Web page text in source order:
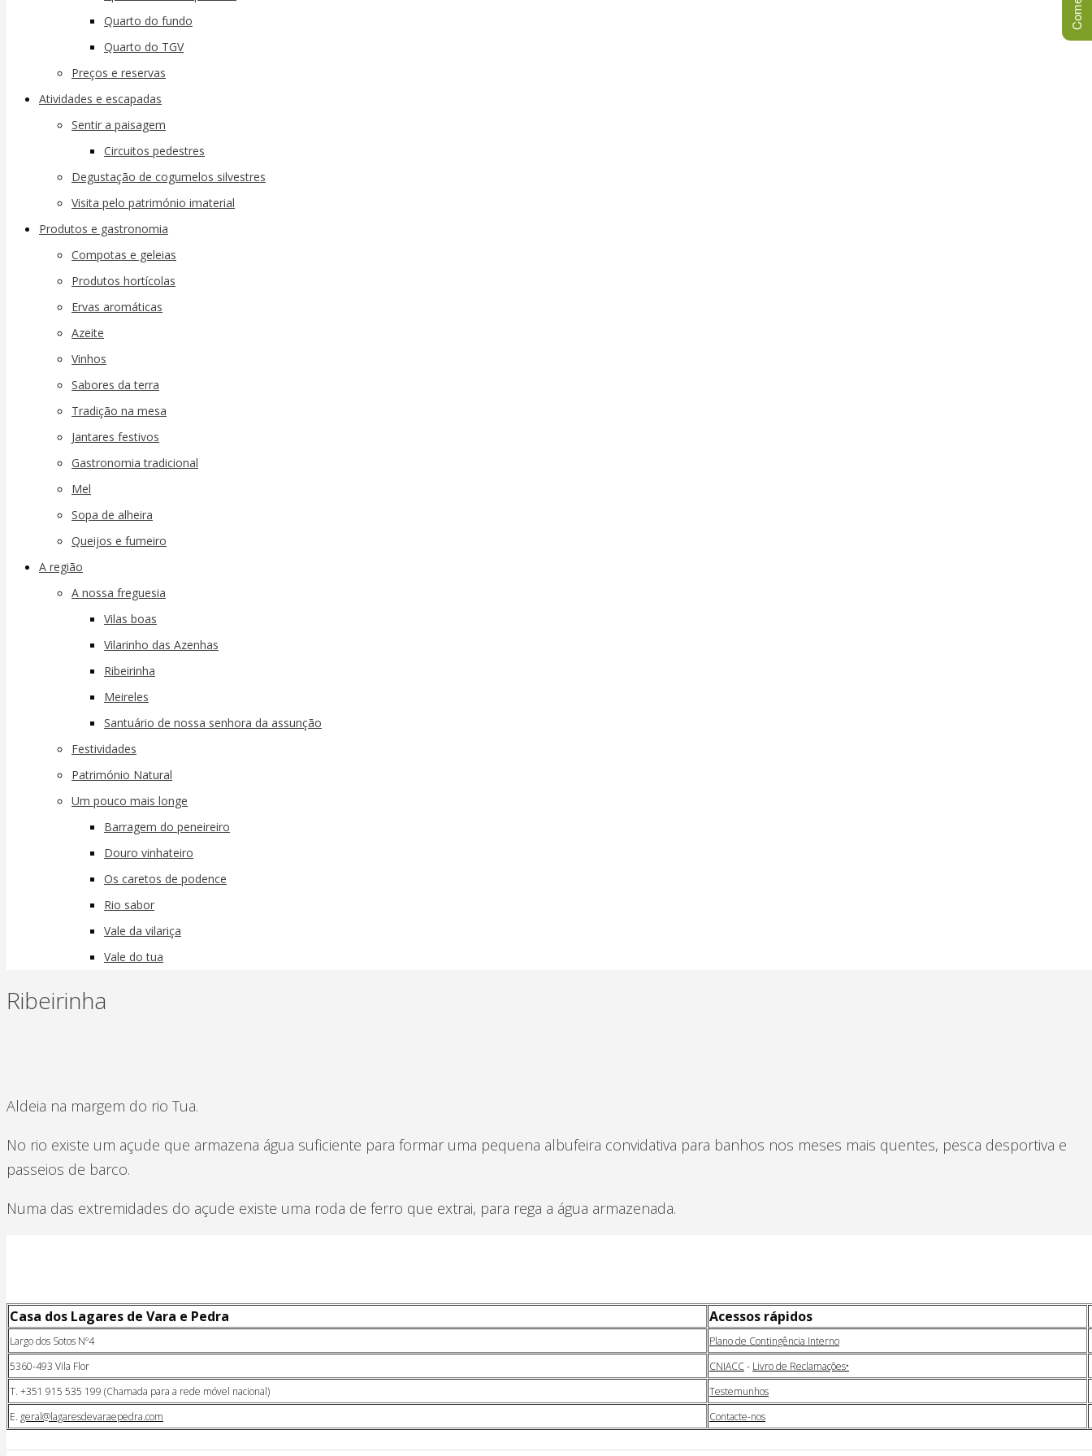
Quarto do fundo
Quarto do TGV
Preços e reservas
Atividades e escapadas
Sentir a paisagem
Circuitos pedestres
Degustação de cogumelos silvestres
Visita pelo património imaterial
Produtos e gastronomia
Compotas e geleias
Produtos hortícolas
Ervas aromáticas
Azeite
Vinhos
Sabores da terra
Tradição na mesa
Jantares festivos
Gastronomia tradicional
Mel
Sopa de alheira
Queijos e fumeiro
A região
A nossa freguesia
Vilas boas
Vilarinho das Azenhas
Ribeirinha
Meireles
Santuário de nossa senhora da assunção
Festividades
Património Natural
Um pouco mais longe
Barragem do peneireiro
Douro vinhateiro
Os caretos de podence
Rio sabor
Vale da vilariça
Vale do tua
Ribeirinha
Aldeia na margem do rio Tua.
No rio existe um açude que armazena água suficiente para formar uma pequena albufeira convidativa para banhos nos meses mais quentes, pesca desportiva e
passeios de barco.
Numa das extremidades do açude existe uma roda de ferro que extrai, para rega a água armazenada.
Casa dos Lagares de Vara e Pedra Acessos rápidos
Largo dos Sotos Nº4
Plano de Contingência Interno
5360-493 Vila Flor
CNIACC- Livro de Reclamações•
T. +351 915 535 199 (Chamada para a rede móvel nacional)
Testemunhos
E. geral@lagaresdevaraepedra.com Contacte-nos